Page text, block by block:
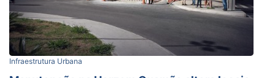
Infraestrutura Urbana